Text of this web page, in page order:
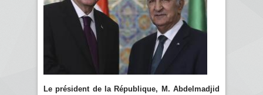
Le président de la République, M. Abdelmadjid